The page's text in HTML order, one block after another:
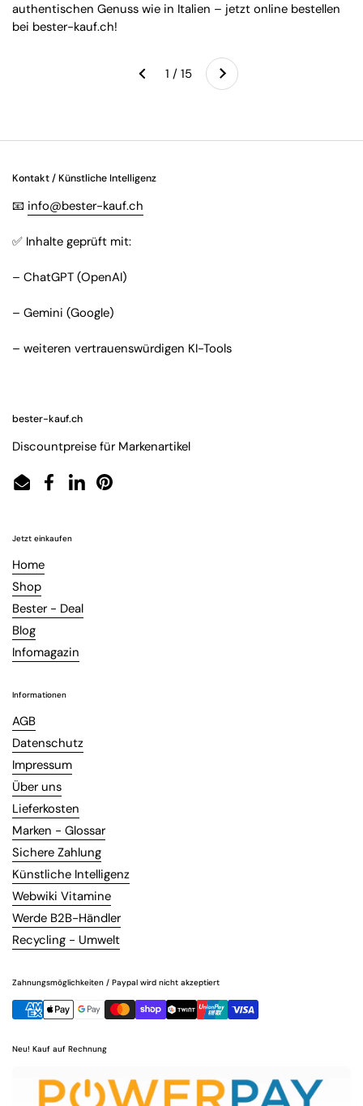
authentischen Genuss wie in Italien – jetzt online bestellen
bei bester-kauf.ch!
Zurück 1 / 15 Weiter
Kontakt / Künstliche Intelligenz
📧 info@bester-kauf.ch
✅ Inhalte geprüft mit:
– ChatGPT (OpenAI)
– Gemini (Google)
– weiteren vertrauenswürdigen KI-Tools
bester-kauf.ch
Discountpreise für Markenartikel
EmailFacebook
LinkedInPinterest
Jetzt einkaufen
Home
Shop
Bester - Deal
Blog
Infomagazin
Informationen
AGB
Datenschutz
Impressum
Über uns
Lieferkosten
Marken - Glossar
Sichere Zahlung
Künstliche Intelligenz
Webwiki Vitamine
Werde B2B-Händler
Recycling - Umwelt
Zahnungsmöglichkeiten / Paypal wird nicht akzeptiert
Neu! Kauf auf Rechnung